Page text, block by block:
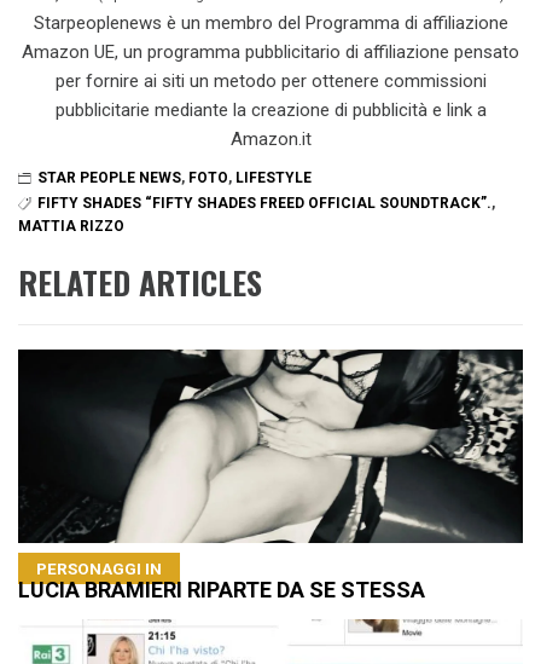
Starpeoplenews è un membro del Programma di affiliazione
Amazon UE, un programma pubblicitario di affiliazione pensato
per fornire ai siti un metodo per ottenere commissioni
pubblicitarie mediante la creazione di pubblicità e link a
Amazon.it
STAR PEOPLE NEWS, FOTO, LIFESTYLE
FIFTY SHADES “FIFTY SHADES FREED OFFICIAL SOUNDTRACK”.,
MATTIA RIZZO
RELATED ARTICLES
PERSONAGGI IN
LUCIA BRAMIERI RIPARTE DA SE STESSA